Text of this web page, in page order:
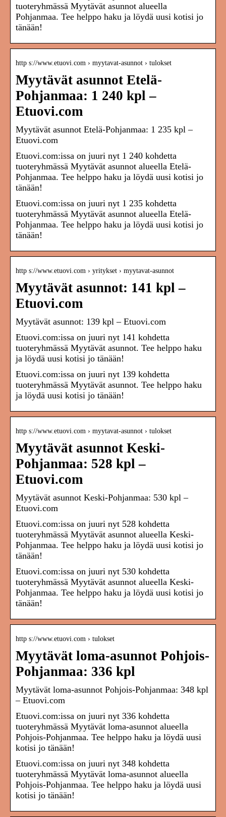
tuoteryhmässä Myytävät asunnot alueella
Pohjanmaa. Tee helppo haku ja löydä uusi kotisi jo
tänään!
http s://www.etuovi.com › myytavat-asunnot › tulokset
Myytävät asunnot Etelä-
Pohjanmaa: 1 240 kpl –
Etuovi.com
Myytävät asunnot Etelä-Pohjanmaa: 1 235 kpl –
Etuovi.com
Etuovi.com:issa on juuri nyt 1 240 kohdetta
tuoteryhmässä Myytävät asunnot alueella Etelä-
Pohjanmaa. Tee helppo haku ja löydä uusi kotisi jo
tänään!
Etuovi.com:issa on juuri nyt 1 235 kohdetta
tuoteryhmässä Myytävät asunnot alueella Etelä-
Pohjanmaa. Tee helppo haku ja löydä uusi kotisi jo
tänään!
http s://www.etuovi.com › yritykset › myytavat-asunnot
Myytävät asunnot: 141 kpl –
Etuovi.com
Myytävät asunnot: 139 kpl – Etuovi.com
Etuovi.com:issa on juuri nyt 141 kohdetta
tuoteryhmässä Myytävät asunnot. Tee helppo haku
ja löydä uusi kotisi jo tänään!
Etuovi.com:issa on juuri nyt 139 kohdetta
tuoteryhmässä Myytävät asunnot. Tee helppo haku
ja löydä uusi kotisi jo tänään!
http s://www.etuovi.com › myytavat-asunnot › tulokset
Myytävät asunnot Keski-
Pohjanmaa: 528 kpl –
Etuovi.com
Myytävät asunnot Keski-Pohjanmaa: 530 kpl –
Etuovi.com
Etuovi.com:issa on juuri nyt 528 kohdetta
tuoteryhmässä Myytävät asunnot alueella Keski-
Pohjanmaa. Tee helppo haku ja löydä uusi kotisi jo
tänään!
Etuovi.com:issa on juuri nyt 530 kohdetta
tuoteryhmässä Myytävät asunnot alueella Keski-
Pohjanmaa. Tee helppo haku ja löydä uusi kotisi jo
tänään!
http s://www.etuovi.com › tulokset
Myytävät loma-asunnot Pohjois-
Pohjanmaa: 336 kpl
Myytävät loma-asunnot Pohjois-Pohjanmaa: 348 kpl
– Etuovi.com
Etuovi.com:issa on juuri nyt 336 kohdetta
tuoteryhmässä Myytävät loma-asunnot alueella
Pohjois-Pohjanmaa. Tee helppo haku ja löydä uusi
kotisi jo tänään!
Etuovi.com:issa on juuri nyt 348 kohdetta
tuoteryhmässä Myytävät loma-asunnot alueella
Pohjois-Pohjanmaa. Tee helppo haku ja löydä uusi
kotisi jo tänään!